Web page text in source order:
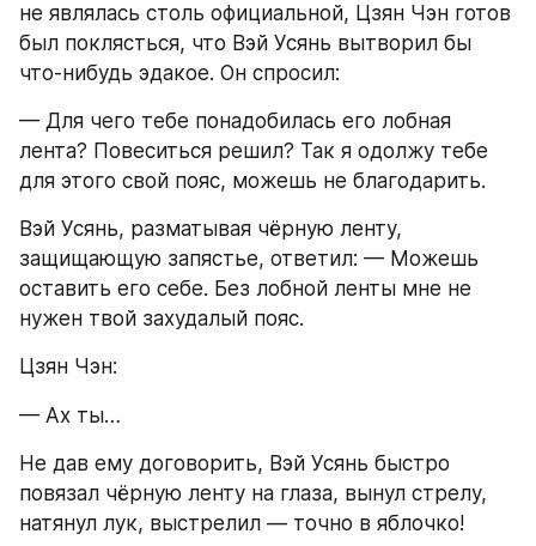
не являлась столь официальной, Цзян Чэн готов
был поклясться, что Вэй Усянь вытворил бы
что-нибудь эдакое. Он спросил:
— Для чего тебе понадобилась его лобная
лента? Повеситься решил? Так я одолжу тебе
для этого свой пояс, можешь не благодарить.
Вэй Усянь, разматывая чёрную ленту,
защищающую запястье, ответил: — Можешь
оставить его себе. Без лобной ленты мне не
нужен твой захудалый пояс.
Цзян Чэн:
— Ах ты…
Не дав ему договорить, Вэй Усянь быстро
повязал чёрную ленту на глаза, вынул стрелу,
натянул лук, выстрелил — точно в яблочко!